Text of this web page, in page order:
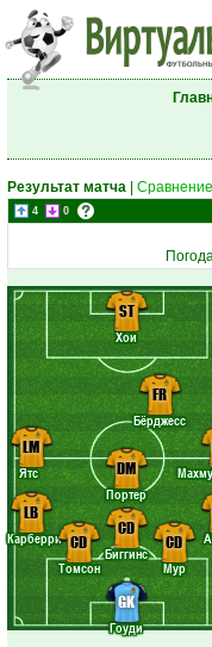
Результат матча
4 0
Гоуди
Карберри
Томсон
Биггинс
Мур
Ятс
Портер
Бёрджесс
Хои
GK
LB
CD
CD
CD
LM
DM
FR
ST